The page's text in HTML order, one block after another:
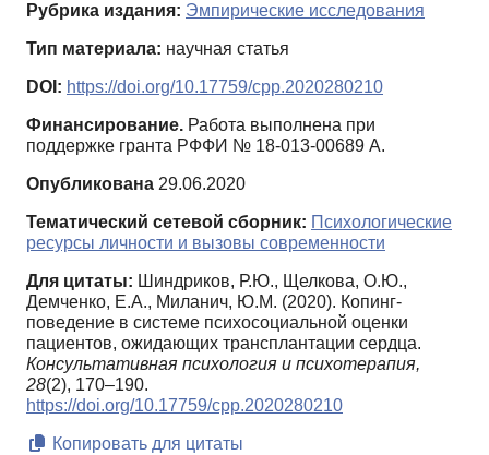
Рубрика издания: Эмпирические исследования
Тип материала: научная статья
DOI: https://doi.org/10.17759/cpp.2020280210
Финансирование. Работа выполнена при
поддержке гранта РФФИ № 18-013-00689 А.
Опубликована 29.06.2020
Тематический сетевой сборник: Психологические
ресурсы личности и вызовы современности
Для цитаты: Шиндриков, Р.Ю., Щелкова, О.Ю.,
Демченко, Е.А., Миланич, Ю.М. (2020). Копинг-
поведение в системе психосоциальной оценки
пациентов, ожидающих трансплантации сердца.
Консультативная психология и психотерапия,
28(2), 170–190.
https://doi.org/10.17759/cpp.2020280210
Копировать для цитаты